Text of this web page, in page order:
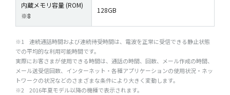
内蔵メモリ容量 (ROM)
※8
128GB
※1
連続通話時間および連続待受時間は、電波を正常に受信できる静止状態
での平均的な利用可能時間です。
実際にお客さまが使用できる時間は、通話の時間、回数、メール作成の時間、
メール送受信回数、インターネット・各種アプリケーションの使用状況・ネッ
トワークの状況などのさまざまな条件により大きく変動します。
※2
2016年夏モデル以降の機種で表示されます。